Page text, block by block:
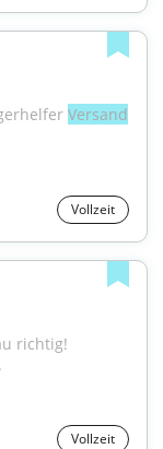
Versand
Vollzeit
richtig!
Vollzeit